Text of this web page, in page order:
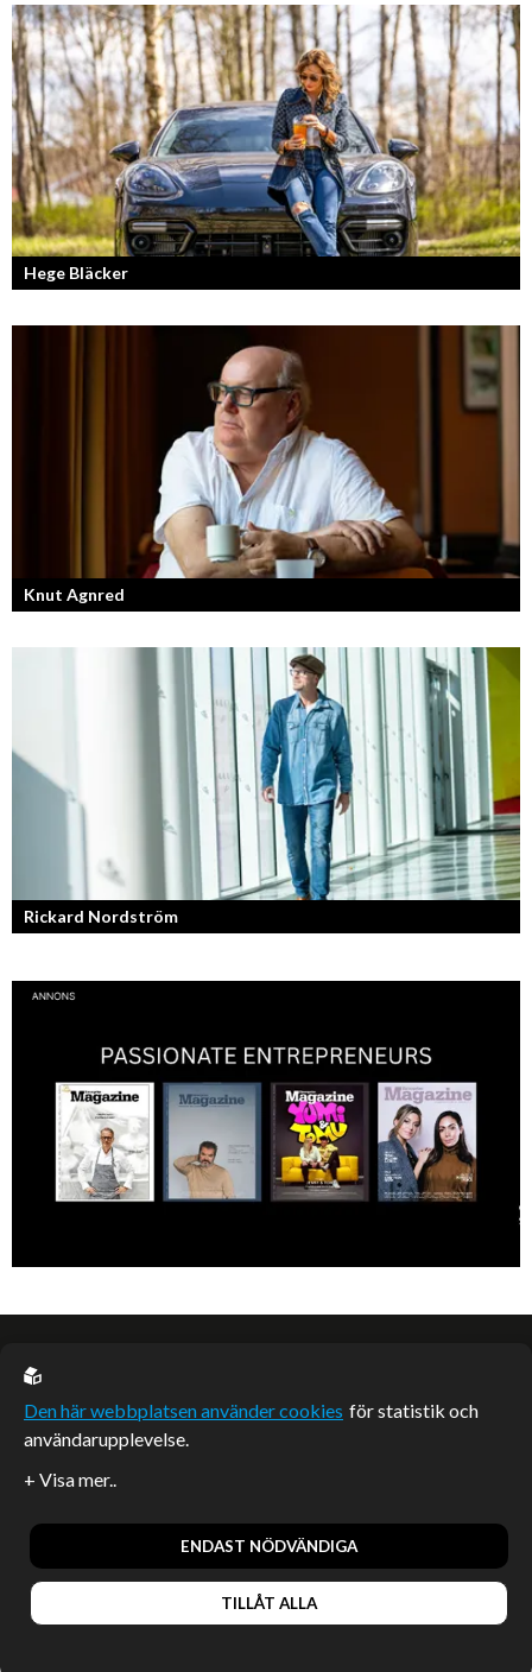
Hege Bläcker
Bilfantast, influencer och en av Lidköpings mest framgångsrika
Knut Agnred
Knut Agnred är mannen och den tidlösa legenden inom spektakulära
utfall och dramatisk tänkvärdhet.
Rickard Nordström
Läraren som omfamnar sociala medier.
EU casino
Artiklar publicerade på webbplatsen som inte är märkta
redaktionellt är betalda samarbeten.
© 2026, Enterprise Magazine
Den här webbplatsen använder cookies för statistik och
användarupplevelse.
ENDAST NÖDVÄNDIGA
TILLÅT ALLA